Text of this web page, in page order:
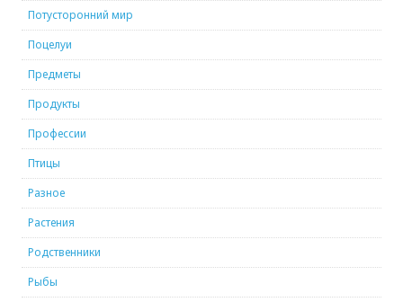
Потусторонний мир
Поцелуи
Предметы
Продукты
Профессии
Птицы
Разное
Растения
Родственники
Рыбы